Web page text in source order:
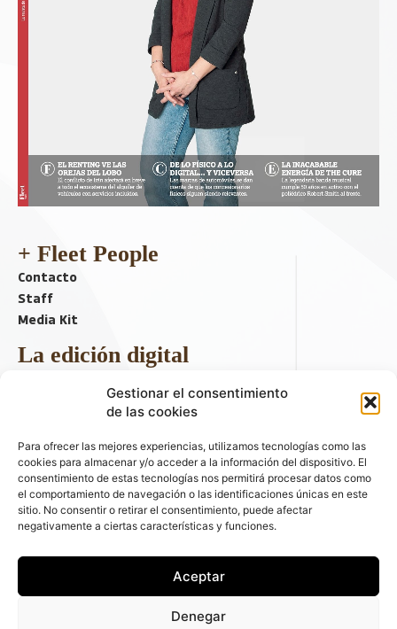
Gestionar el consentimiento
de las cookies
Para ofrecer las mejores experiencias, utilizamos tecnologías como las
cookies para almacenar y/o acceder a la información del dispositivo. El
consentimiento de estas tecnologías nos permitirá procesar datos como
el comportamiento de navegación o las identificaciones únicas en este
sitio. No consentir o retirar el consentimiento, puede afectar
negativamente a ciertas características y funciones.
Aceptar
Denegar
+ Fleet People
Contacto
Staff
Media Kit
La edición digital
Descargar último ejemplar
ir a hemeroteca
+ Contenido en redes sociales
automóviles - C/ Fernández de la Hoz 70, 1ºB - 28003 - Madrid